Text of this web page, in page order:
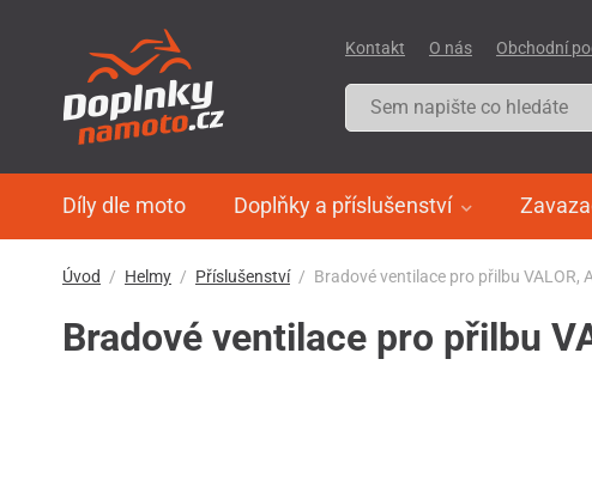
Díly dle moto Doplňky a příslušenství
Kontakt O nás Obchodní
Úvod Helmy Příslušenství Bradové ventilace pro přilbu VALOR,
Bradové ventilace pro přilbu